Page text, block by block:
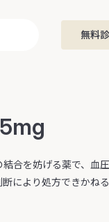
無料
合を妨げる薬で、血
により処方できかねる